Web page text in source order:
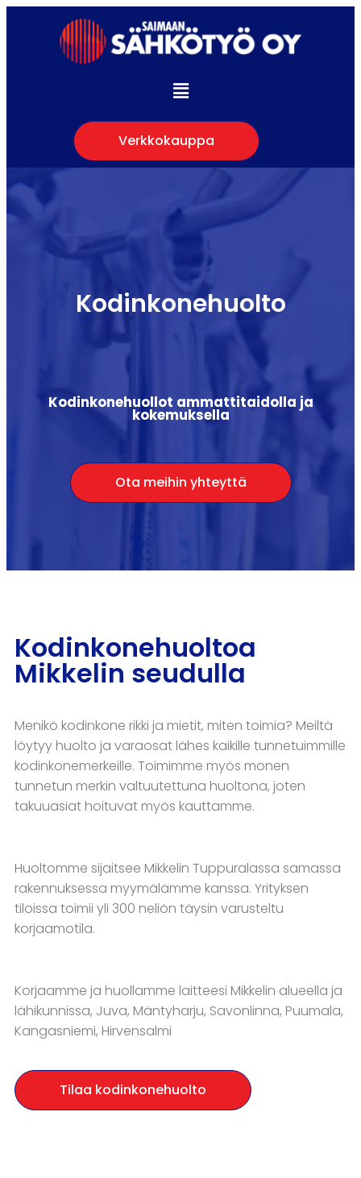
Verkkokauppa
Kodinkonehuolto
Kodinkonehuollot ammattitaidolla ja
kokemuksella
Ota meihin yhteyttä
Kodinkonehuoltoa
Mikkelin seudulla
Menikö kodinkone rikki ja mietit, miten toimia? Meiltä
löytyy huolto ja varaosat lähes kaikille tunnetuimmille
kodinkonemerkeille. Toimimme myös monen
tunnetun merkin valtuutettuna huoltona, joten
takuuasiat hoituvat myös kauttamme.
Huoltomme sijaitsee Mikkelin Tuppuralassa samassa
rakennuksessa myymälämme kanssa. Yrityksen
tiloissa toimii yli 300 neliön täysin varusteltu
korjaamotila.
Korjaamme ja huollamme laitteesi Mikkelin alueella ja
lähikunnissa, Juva, Mäntyharju, Savonlinna, Puumala,
Kangasniemi, Hirvensalmi
Tilaa kodinkonehuolto